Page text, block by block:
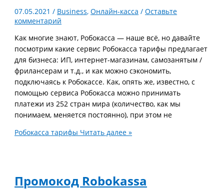
07.05.2021/ Business,Онлайн-касса /Оставьте
комментарий
Как многие знают, Робокасса — наше всё, но давайте
посмотрим какие сервис Робокасса тарифы предлагает
для бизнеса: ИП, интернет-магазинам, самозанятым /
фрилансерам и т.д., и как можно сэкономить,
подключаясь к Робокассе. Как, опять же, известно, с
помощью сервиса Робокасса можно принимать
платежи из 252 стран мира (количество, как мы
понимаем, меняется постоянно), при этом не
Робокасса тарифы Читать далее »
Промокод Robokassa